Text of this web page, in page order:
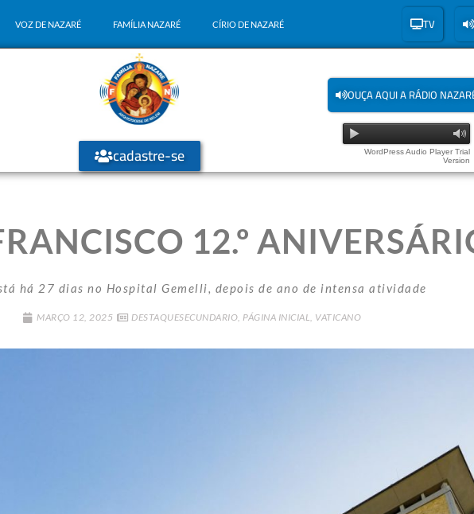
VOZ DE NAZARÉ FAMÍLIA NAZARÉ CÍRIO DE NAZARÉ TV
cadastre-se
OUÇA AQUI A RÁDIO
WordPress Audio Player Trial
Version
12.º
há 27 dias no Hospital Gemelli, depois de ano de intensa atividade
MARÇO 12, 2025 DESTAQUESECUNDARIO, PÁGINA INICIAL, VATICANO